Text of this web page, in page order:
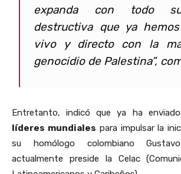
expanda con todo
destructiva que ya
vivo y directo con la
genocidio de Palestina”,
Entretanto, indicó que ya ha
líderes mundiales para impulsar la
su homólogo colombiano
actualmente preside la Celac